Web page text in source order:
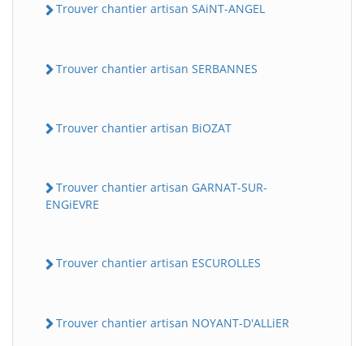
Trouver chantier artisan SAiNT-ANGEL
Trouver chantier artisan SERBANNES
Trouver chantier artisan BiOZAT
Trouver chantier artisan GARNAT-SUR-
ENGiEVRE
Trouver chantier artisan ESCUROLLES
Trouver chantier artisan NOYANT-D'ALLiER